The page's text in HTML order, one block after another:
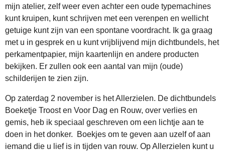
mijn atelier, zelf weer even achter een oude typemachines
kunt kruipen, kunt schrijven met een verenpen en wellicht
getuige kunt zijn van een spontane voordracht. Ik ga graag
met u in gesprek en u kunt vrijblijvend mijn dichtbundels, het
perkamentpapier, mijn kaartenlijn en andere producten
bekijken. Er zullen ook een aantal van mijn (oude)
schilderijen te zien zijn.
Op zaterdag 2 november is het Allerzielen. De dichtbundels
Boeketje Troost en Voor Dag en Rouw, over verlies en
gemis, heb ik speciaal geschreven om een lichtje aan te
doen in het donker. Boekjes om te geven aan uzelf of aan
iemand die u lief is in tijden van rouw. Op Allerzielen kunt u